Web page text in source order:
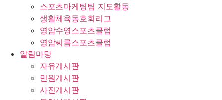
스포츠마케팅팀 지도활동
생활체육동호회리그
영암수영스포츠클럽
영암씨름스포츠클럽
알림마당
자유게시판
민원게시판
사진게시판